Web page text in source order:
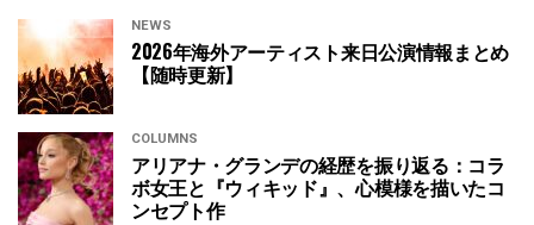
NEWS
2026年海外アーティスト来日公演情報まとめ
【随時更新】
COLUMNS
アリアナ・グランデの経歴を振り返る：コラ
ボ女王と『ウィキッド』、心模様を描いたコ
ンセプト作